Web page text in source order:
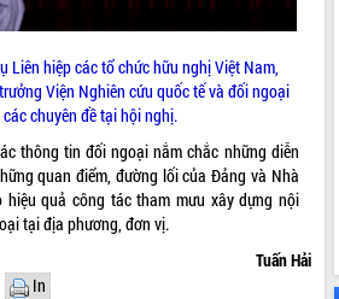
Liên hiệp các tổ chức hữu nghị Việt Nam,
Viện Nghiên cứu quốc tế và đối ngoại
chuyên đề tại hội nghị.
thông tin đối ngoại nắm chắc những diễn
quan điểm, đường lối của Đảng và Nhà
quả công tác tham mưu xây dựng nội
tại địa phương, đơn vị.
Tuấn Hải
In